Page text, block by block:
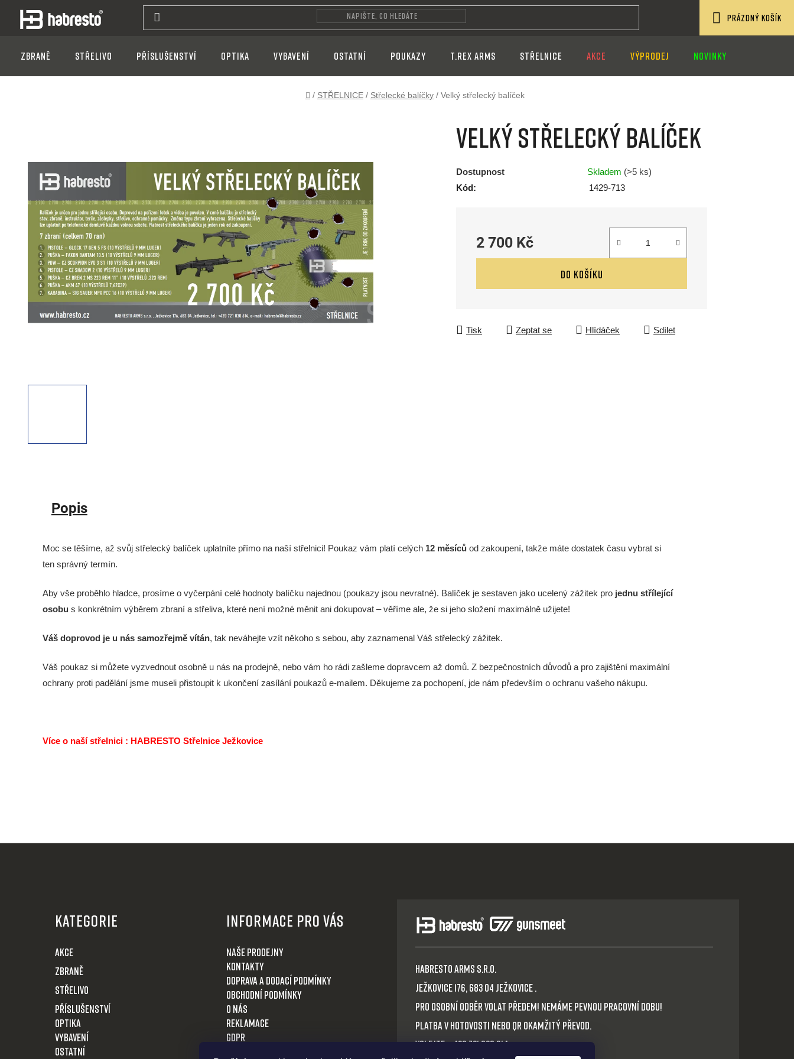
obsah
KOŠÍK
PRÁZDNÝ KOŠÍK
Zbraně Střelivo Příslušenství Optika VYBAVENÍ OSTATNÍ POUKAZY T.REX ARMS STŘELNICE AKCE VÝPRODEJ NOVINKY
Domů
/ STŘELNICE / Střelecké balíčky / Velký střelecký balíček
Velký střelecký balíček
Dostupnost Skladem (>5 ks)
Kód:
1429-713
2 700 Kč
Měrná cena:
DO KOŠÍKU
Tisk Zeptat se Hlídáček Sdílet
Popis
Moc se těšíme, až svůj střelecký balíček uplatníte přímo na naší střelnici! Poukaz vám platí celých 12 měsícůod zakoupení, takže máte dostatek času vybrat si
ten správný termín.
Aby vše proběhlo hladce, prosíme o vyčerpání celé hodnoty balíčku najednou (poukazy jsou nevratné). Balíček je sestaven jako ucelený zážitek pro jednu střílející
osobus konkrétním výběrem zbraní a střeliva, které není možné měnit ani dokupovat – věříme ale, že si jeho složení maximálně užijete!
Váš doprovod je u nás samozřejmě vítán, tak neváhejte vzít někoho s sebou, aby zaznamenal Váš střelecký zážitek.
Váš poukaz si můžete vyzvednout osobně u nás na prodejně, nebo vám ho rádi zašleme dopravcem až domů. Z bezpečnostních důvodů a pro zajištění maximální
ochrany proti padělání jsme museli přistoupit k ukončení zasílání poukazů e-mailem. Děkujeme za pochopení, jde nám především o ochranu vašeho nákupu.
Více o naší střelnici : HABRESTO Střelnice Ježkovice
KATEGORIE
AKCE
Zbraně
Střelivo
Příslušenství
Optika
VYBAVENÍ
OSTATNÍ
Informace pro Vás
Naše prodejny
Kontakty
Doprava a dodací podmínky
Obchodní podmínky
O nás
Reklamace
GDPR
HABRESTO ARMS s.r.o.
Ježkovice 176, 683 04 Ježkovice .
Pro osobní odběr volat předem! Nemáme pevnou pracovní dobu!
Platba v hotovosti nebo QR okamžitý převod.
Volejte: +420 721 030 614